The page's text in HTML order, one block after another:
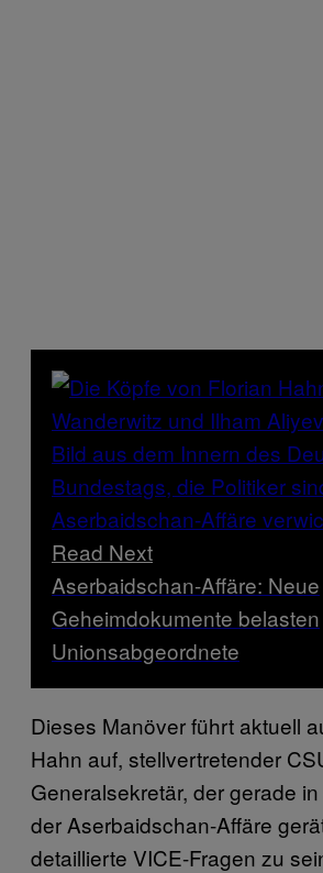
Read Next
Aserbaidschan-Affäre: Neue
Geheimdokumente belasten
Unionsabgeordnete
Dieses Manöver führt aktuell
Hahn auf, stellvertretender
Generalsekretär, der gerade
der Aserbaidschan-Affäre
detaillierte VICE-Fragen zu